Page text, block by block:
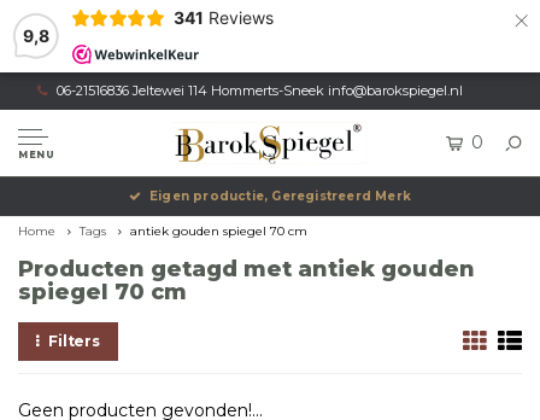
9,8
341 Reviews ×
06-21516836 Jeltewei 114 Hommerts-Sneek info@barokspiegel.nl
MENU
0
Eigen productie, Geregistreerd Merk
Home Tags antiek gouden spiegel 70 cm
Producten getagd met antiek gouden
spiegel 70 cm
Filters
Geen producten gevonden!...